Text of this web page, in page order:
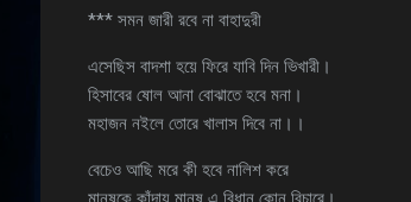
*** সমন জারী রবে না বাহাদুরী
এসেছিস বাদশা হয়ে ফিরে যাবি দিন ভিখারী।
হিসাবের ষোল আনা বোঝাতে হবে মনা।
মহাজন নইলে তোরে খালাস দিবে না।।
বেচেও আছি মরে কী হবে নালিশ করে